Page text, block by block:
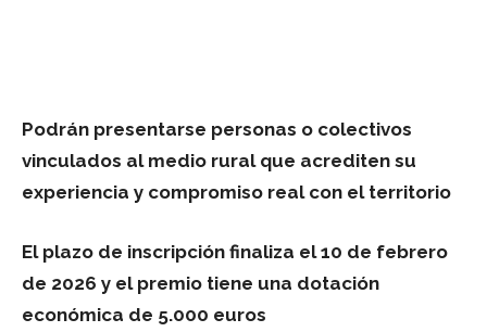
Podrán presentarse personas o colectivos
vinculados al medio rural que acrediten su
experiencia y compromiso real con el territorio
El plazo de inscripción finaliza el 10 de febrero
de 2026 y el premio tiene una dotación
económica de 5.000 euros